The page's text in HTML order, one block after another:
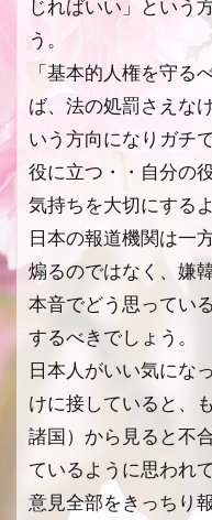
じればいい」という
う。
「基本的人権を守る
ば、法の処罰さえな
いう方向になりガチ
役に立つ・・自分の
気持ちを大切にする
日本の報道機関は一
煽るのではなく、嫌
本音でどう思ってい
するべきでしょう。
日本人がいい気にな
けに接していると、
諸国）から見ると不
ているように思われ
意見全部をきっちり